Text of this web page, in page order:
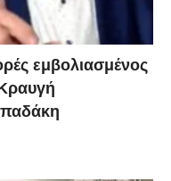
εμβoλιασμένος